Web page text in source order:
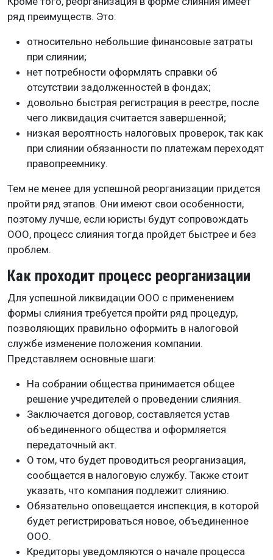
ряд преимуществ. Это:
относительно небольшие финансовые затраты
при слиянии;
нет потребности оформлять справки об
отсутствии задолженностей в фондах;
довольно быстрая регистрация в реестре, после
чего ликвидация считается завершенной;
низкая вероятность налоговых проверок, так как
при слиянии обязанности по платежам переходят
правопреемнику.
Тем не менее для успешной реорганизации придется
пройти ряд этапов. Они имеют свои особенности,
поэтому лучше, если юристы будут сопровождать
ООО, процесс слияния тогда пройдет быстрее и без
проблем.
Как проходит процесс реорганизации
Для успешной ликвидации ООО с применением
формы слияния требуется пройти ряд процедур,
позволяющих правильно оформить в налоговой
службе изменение положения компании.
Представляем основные шаги:
На собрании общества принимается общее
решение учредителей о проведении слияния.
Заключается договор, составляется устав
объединенного общества и оформляется
передаточный акт.
О том, что будет проводиться реорганизация,
сообщается в налоговую службу. Также стоит
указать, что компания подлежит слиянию.
Обязательно оповещается инспекция, в которой
будет регистрироваться новое, объединенное
ООО.
Кредиторы уведомляются о начале процесса